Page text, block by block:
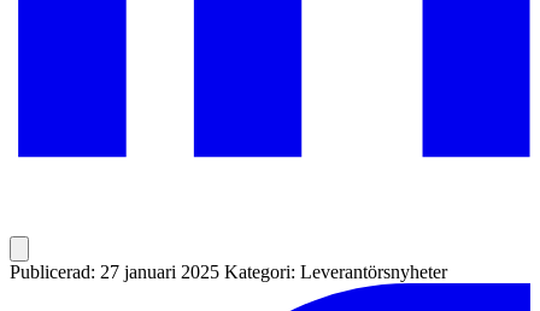
Publicerad: 27 januari 2025 Kategori: Leverantörsnyheter